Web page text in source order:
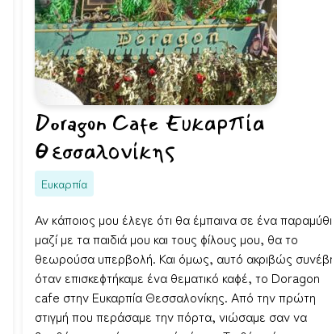
Doragon Cafe Ευκαρπία
Θεσσαλονίκης
Ευκαρπία
Αν κάποιος μου έλεγε ότι θα έμπαινα σε ένα παραμύθι
μαζί με τα παιδιά μου και τους φίλους μου, θα το
θεωρούσα υπερβολή. Και όμως, αυτό ακριβώς
όταν επισκεφτήκαμε ένα θεματικό καφέ, το Doragon
cafe στην Ευκαρπία Θεσσαλονίκης. Από την πρώτη
στιγμή που περάσαμε την πόρτα, νιώσαμε σαν να